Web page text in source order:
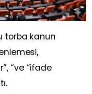
torba kanun
“ve “ifade